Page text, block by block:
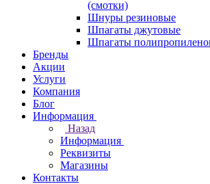
(смотки)
Шнуры резиновые
Шпагаты джутовые
Шпагаты
Бренды
Акции
Услуги
Компания
Блог
Информация
Назад
Информация
Реквизиты
Магазины
Контакты